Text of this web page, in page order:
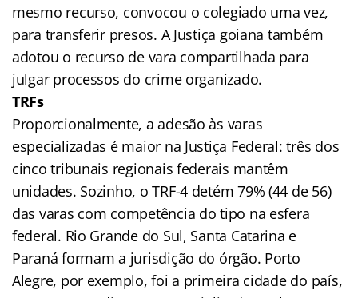
mesmo recurso, convocou o colegiado uma vez,
para transferir presos. A Justiça goiana também
adotou o recurso de vara compartilhada para
julgar processos do crime organizado.
TRFs
Proporcionalmente, a adesão às varas
especializadas é maior na Justiça Federal: três dos
cinco tribunais regionais federais mantêm
unidades. Sozinho, o TRF-4 detém 79% (44 de 56)
das varas com competência do tipo na esfera
federal. Rio Grande do Sul, Santa Catarina e
Paraná formam a jurisdição do órgão. Porto
Alegre, por exemplo, foi a primeira cidade do país,